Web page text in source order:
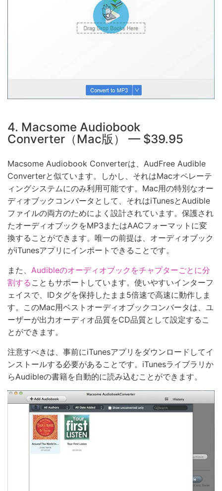
4. Macsome Audiobook
Converter（Mac版） — $39.95
Macsome Audiobook Converterは、AudFree Audible
Converterと似ています。しかし、それはMacオペレーテ
ィングシステムにのみ利用可能です。Mac用の特別なオー
ディオブックコンバータとして、それはiTunesとAudible
ファイルの両方のためによく設計されています。保護され
たオーディオブックをMP3またはAACフォーマットに変
換することができます。唯一の前提は、オーディオブック
がiTunesアプリにインポートできることです。
また、 Audibleのオーディオブックをチャプターごとに分
割する こともサポートしています。使いやすいインターフ
ェイスで、IDタグを保持したまま5倍速で高速に動作しま
す。このMac用ベストオーディオブックコンバータは、ユ
ーザーが出力オーディオ品質をCD品質として設定するこ
とができます。
注意すべきは、事前にiTunesアプリをダウンロードしてイ
ンストールする必要があることです。iTunesライブラリか
らAudibleの書籍を自動的に読み込むことができます。